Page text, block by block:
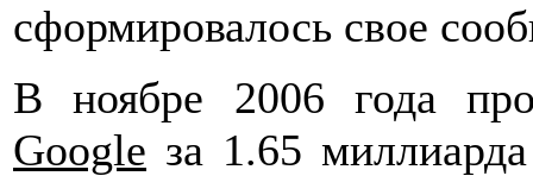
сформировалось свое
В ноябре 2006 года
Google за 1.65